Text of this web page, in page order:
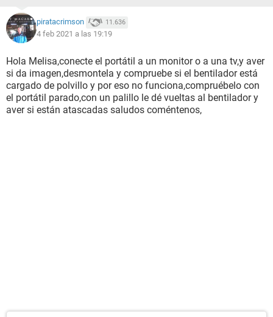
piratacrimson 11.636
4 feb 2021 a las 19:19
Hola Melisa,conecte el portátil a un monitor o a una tv,y aver
si da imagen,desmontela y compruebe si el bentilador está
cargado de polvillo y por eso no funciona,compruébelo con
el portátil parado,con un palillo le dé vueltas al bentilador y
aver si están atascadas saludos coméntenos,